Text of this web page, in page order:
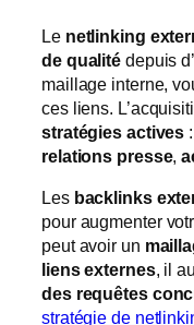
Le netlinking
de qualité depuis
maillage interne,
ces liens.
stratégies actives :
relations presse,
Les backlinks
pour augmenter
peut avoir un
liens externes, il
des requêtes
stratégie de